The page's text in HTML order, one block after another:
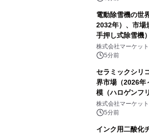
電動除雪機の世
2032年）、市場
手押し式除雪機
表
株式会社マーケッ
5分前
セラミックシリ
界市場（2026年
模（ハロゲンフ
高膨張タイプ）
株式会社マーケッ
5分前
インク用二酸化